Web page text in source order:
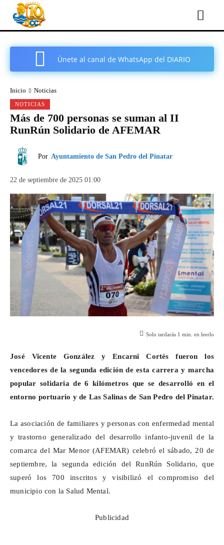
Únete al canal de WhatsApp del DIARIO
Inicio Noticias
NOTICIAS
Más de 700 personas se suman al II
RunRún Solidario de AFEMAR
Por Ayuntamiento de San Pedro del Pinatar
22 de septiembre de 2025 01:00
Solo tardarás 1 min. en leerlo
José Vicente González y Encarni Cortés fueron los
vencedores de la segunda edición de esta carrera y marcha
popular solidaria de 6 kilómetros que se desarrolló en el
entorno portuario y de Las Salinas de San Pedro del Pinatar.
La asociación de familiares y personas con enfermedad mental
y trastorno generalizado del desarrollo infanto-juvenil de la
comarca del Mar Menor (AFEMAR) celebró el sábado, 20 de
septiembre, la segunda edición delRunRún Solidario, que
superó los 700 inscritos y visibilizó el compromiso del
municipio con la Salud Mental.
Publicidad